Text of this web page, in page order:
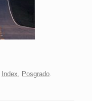
Index Posgrado